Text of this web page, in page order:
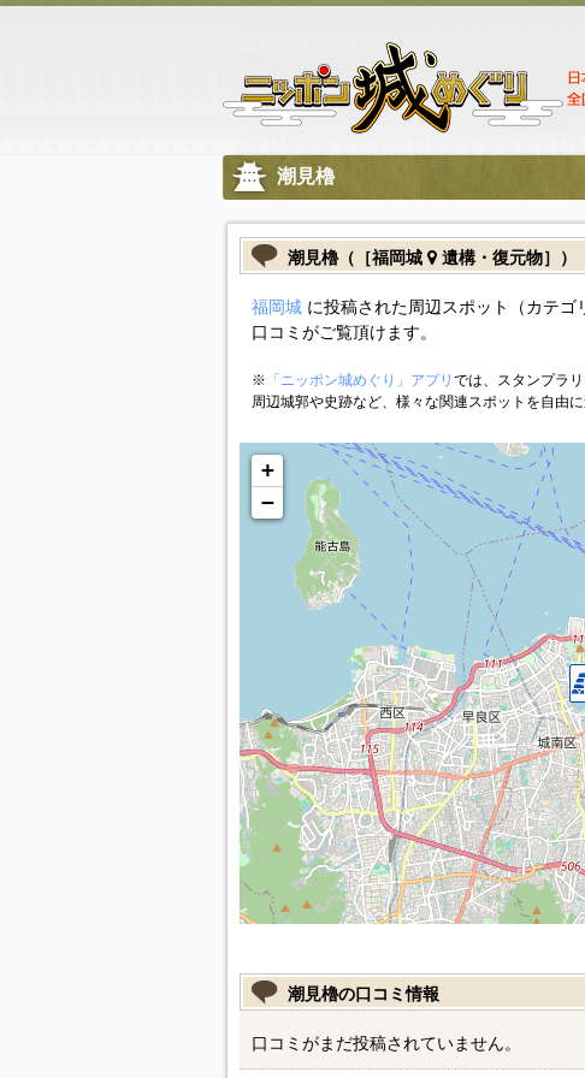
潮見櫓
潮見櫓（［福岡城 遺構・復元物］）
福岡城に投稿された周辺スポット（カテゴ
口コミがご覧頂けます。
※ 「ニッポン城めぐり」アプリ では、スタンプラ
周辺城郭や史跡など、様々な関連スポットを自由に
+
−
潮見櫓の口コミ情報
口コミがまだ投稿されていません。